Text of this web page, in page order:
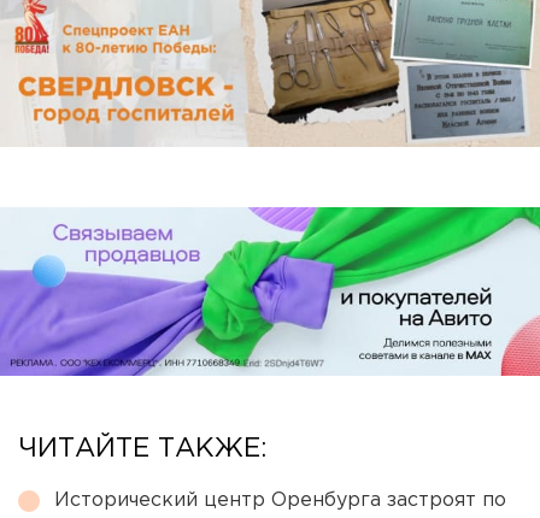
ЧИТАЙТЕ ТАКЖЕ:
Исторический центр Оренбурга застроят по